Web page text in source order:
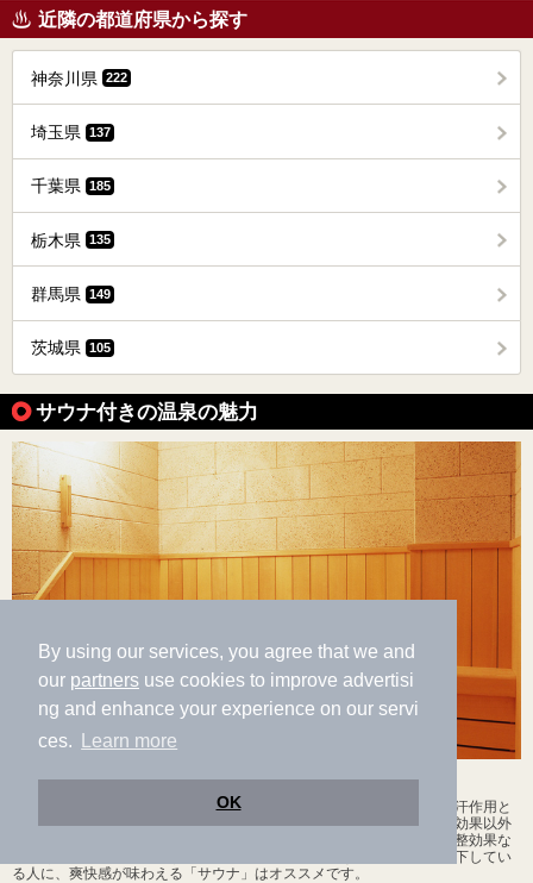
By using our services, you agree that we and
our partners use cookies to improve advertisi
ng and enhance your experience on our servi
ces.
Learn more
OK
近隣の都道府県から探す
神奈川県 222
埼玉県 137
千葉県 185
栃木県 135
群馬県 149
茨城県 105
サウナ付きの温泉の魅力
デトックス効果と爽快感が思わず"くせ"になる「サウナ」
「サウナ」はフィンランド発祥の蒸し風呂のことで、熱気浴により発汗作用と
新陳代謝を高めてデトックス効果が得られることが特徴。リラックス効果以外
にも、免疫力アップや、温度差刺激による副腎の強化、自律神経の調整効果な
どがあると言われています。普段汗をかくことが少なく新陳代謝が低下してい
る人に、爽快感が味わえる「サウナ」はオススメです。